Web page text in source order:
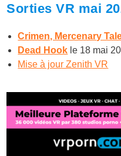
Sorties VR mai
Crimen, Mercenary
Dead Hook le 18 mai
Mise à jour Zenith VR